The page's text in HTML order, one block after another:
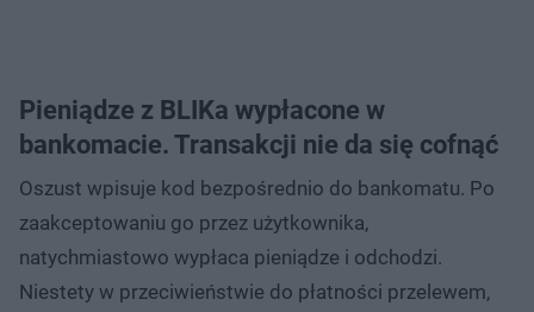
Pieniądze z BLIKa wypłacone w
bankomacie. Transakcji nie da się cofnąć
Oszust wpisuje kod bezpośrednio do bankomatu. Po
zaakceptowaniu go przez użytkownika,
natychmiastowo wypłaca pieniądze i odchodzi.
Niestety w przeciwieństwie do płatności przelewem,